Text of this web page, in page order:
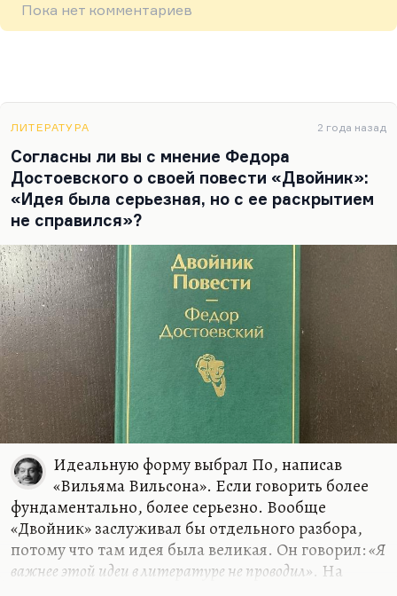
Пока нет комментариев
ЛИТЕРАТУРА 2 года назад
Согласны ли вы с мнение Федора
Достоевского о своей повести «Двойник»:
«Идея была серьезная, но с ее раскрытием
не справился»?
Идеальную форму выбрал По, написав
«Вильяма Вильсона». Если говорить более
фундаментально, более серьезно. Вообще
«Двойник» заслуживал бы отдельного разбора,
потому что там идея была великая. Он говорил:«Я
важнее этой идеи в литературе не проводил». На